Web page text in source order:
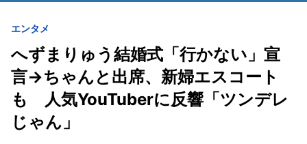
エンタメ
へずまりゅう結婚式「行かない」宣
言→ちゃんと出席、新婦エスコート
も 人気YouTuberに反響「ツンデレ
じゃん」